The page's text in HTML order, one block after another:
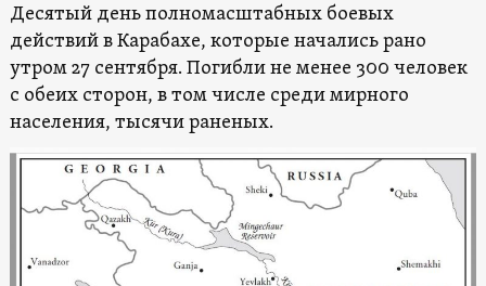
Десятый день полномасштабных боевых
действий в Карабахе, которые начались рано
утром 27 сентября. Погибли не менее 300 человек
с обеих сторон, в том числе среди мирного
населения, тысячи раненых.